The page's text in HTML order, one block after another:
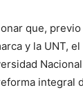
que,
y la UNT,
integral